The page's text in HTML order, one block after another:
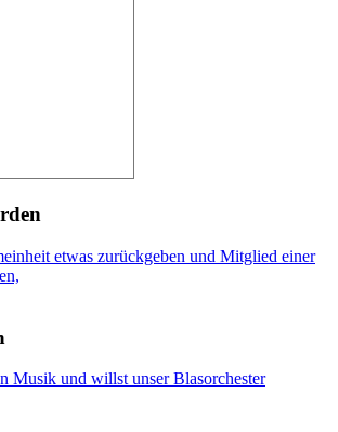
etwas zurückgeben und Mitglied einer
Musik und willst unser Blasorchester